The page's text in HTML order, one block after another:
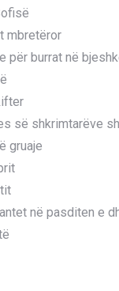
mbretëror
për burrat në
së shkrimtarëve
gruaje
në pasditen e